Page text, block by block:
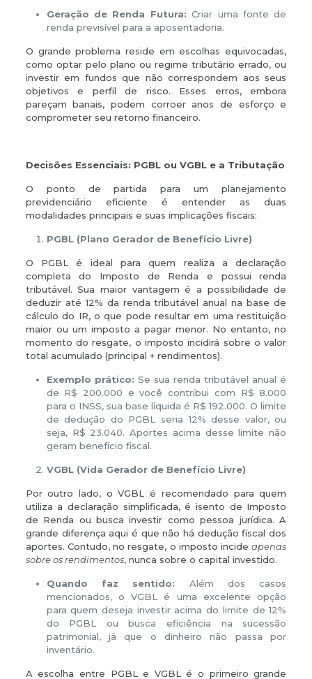
Geração de Renda Futura: Criar uma fonte de
renda previsível para a aposentadoria.
O grande problema reside em escolhas equivocadas,
como optar pelo plano ou regime tributário errado, ou
investir em fundos que não correspondem aos seus
objetivos e perfil de risco. Esses erros, embora
pareçam banais, podem corroer anos de esforço e
comprometer seu retorno financeiro.
Decisões Essenciais: PGBL ou VGBL e a Tributação
O ponto de partida para um planejamento
previdenciário eficiente é entender as duas
modalidades principais e suas implicações fiscais:
PGBL (Plano Gerador de Benefício Livre)
O PGBL é ideal para quem realiza a declaração
completa do Imposto de Renda e possui renda
tributável. Sua maior vantagem é a possibilidade de
deduzir até 12% da renda tributável anual na base de
cálculo do IR, o que pode resultar em uma restituição
maior ou um imposto a pagar menor. No entanto, no
momento do resgate, o imposto incidirá sobre o valor
total acumulado (principal + rendimentos).
Exemplo prático: Se sua renda tributável anual é
de R$ 200.000 e você contribui com R$ 8.000
para o INSS, sua base líquida é R$ 192.000. O limite
de dedução do PGBL seria 12% desse valor, ou
seja, R$ 23.040. Aportes acima desse limite não
geram benefício fiscal.
VGBL (Vida Gerador de Benefício Livre)
Por outro lado, o VGBL é recomendado para quem
utiliza a declaração simplificada, é isento de Imposto
de Renda ou busca investir como pessoa jurídica. A
grande diferença aqui é que não há dedução fiscal dos
aportes. Contudo, no resgate, o imposto incideapenas
sobre os rendimentos, nunca sobre o capital investido.
Quando faz sentido: Além dos casos
mencionados, o VGBL é uma excelente opção
para quem deseja investir acima do limite de 12%
do PGBL ou busca eficiência na sucessão
patrimonial, já que o dinheiro não passa por
inventário.
A escolha entre PGBL e VGBL é o primeiro grande